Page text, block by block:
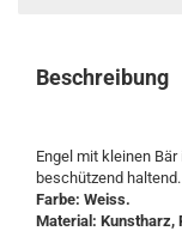
Beschreibung
Engel mit kleinen
beschützend haltend.
Farbe: Weiss.
Material: Kunstharz,